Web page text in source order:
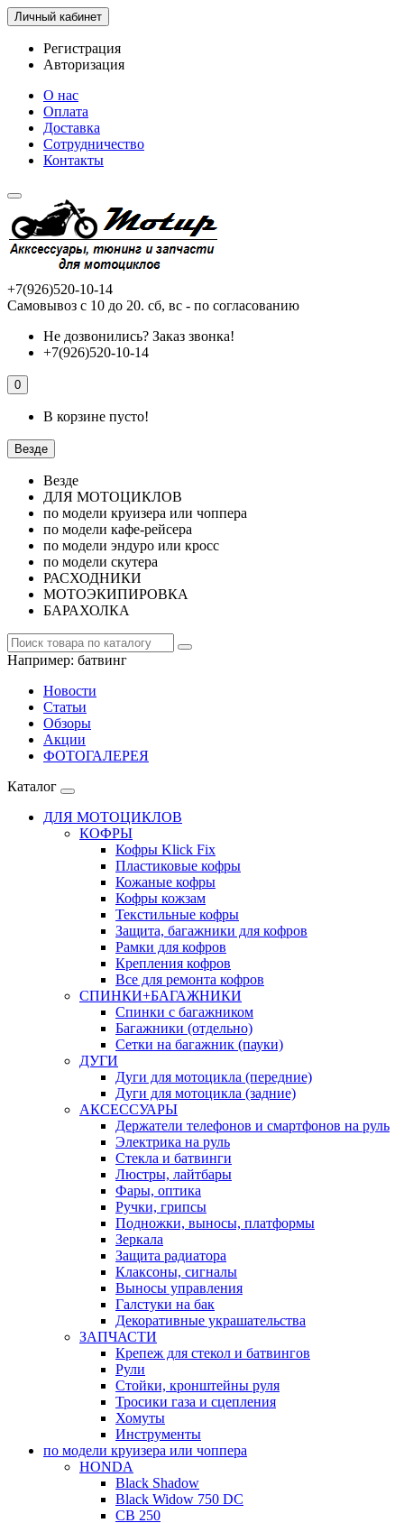
Личный кабинет
Регистрация
Авторизация
О нас
Оплата
Доставка
Сотрудничество
Контакты
+7(926)520-10-14
Самовывоз с 10 до 20. сб, вс - по согласованию
Не дозвонились? Заказ звонка!
+7(926)520-10-14
0
В корзине пусто!
Везде
Везде
ДЛЯ МОТОЦИКЛОВ
по модели круизера или чоппера
по модели кафе-рейсера
по модели эндуро или кросс
по модели скутера
РАСХОДНИКИ
МОТОЭКИПИРОВКА
БАРАХОЛКА
Например: батвинг
Новости
Статьи
Обзоры
Акции
ФОТОГАЛЕРЕЯ
Каталог
ДЛЯ МОТОЦИКЛОВ
КОФРЫ
Кофры Klick Fix
Пластиковые кофры
Кожаные кофры
Кофры кожзам
Текстильные кофры
Защита, багажники для кофров
Рамки для кофров
Крепления кофров
Все для ремонта кофров
СПИНКИ+БАГАЖНИКИ
Спинки с багажником
Багажники (отдельно)
Сетки на багажник (пауки)
ДУГИ
Дуги для мотоцикла (передние)
Дуги для мотоцикла (задние)
АКСЕССУАРЫ
Держатели телефонов и смартфонов на руль
Электрика на руль
Стекла и батвинги
Люстры, лайтбары
Фары, оптика
Ручки, грипсы
Подножки, выносы, платформы
Зеркала
Защита радиатора
Клаксоны, сигналы
Выносы управления
Галстуки на бак
Декоративные украшательства
ЗАПЧАСТИ
Крепеж для стекол и батвингов
Рули
Стойки, кронштейны руля
Тросики газа и сцепления
Хомуты
Инструменты
по модели круизера или чоппера
HONDA
Black Shadow
Black Widow 750 DC
CB 250